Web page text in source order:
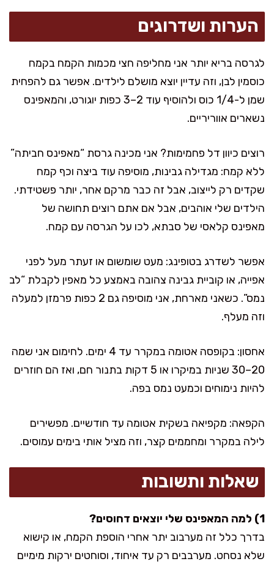
הערות ושדרוגים
לגרסה בריא יותר אני מחליפה חצי מכמות הקמח בקמח
כוסמין לבן, וזה עדיין יוצא מושלם לילדים. אפשר גם להפחית
שמן ל-1/4 כוס ולהוסיף עוד 2–3 כפות יוגורט, והמאפינס
נשארים אווריריים.
רוצים כיוון דל פחמימות? אני מכינה גרסת “מאפינס חביתה”
ללא קמח: מגדילה גבינות, מוסיפה עוד ביצה וכף קמח
שקדים רק לייצוב, אבל זה כבר מרקם אחר, יותר פשטידתי.
הילדים שלי אוהבים, אבל אם אתם רוצים תחושה של
מאפינס קלאסי של סבתא, לכו על הגרסה עם קמח.
אפשר לשדרג בטופינג: מעט שומשום או זעתר מעל לפני
אפייה, או קוביית גבינה צהובה באמצע כל מאפין לקבלת “לב
נמס”. כשאני מארחת, אני מוסיפה גם 2 כפות פרמזן למעלה
וזה מעלף.
אחסון: בקופסה אטומה במקרר עד 4 ימים. לחימום אני שמה
20–30 שניות במיקרו או 5 דקות בתנור חם, ואז הם חוזרים
להיות נימוחים וכמעט נמס בפה.
הקפאה: מקפיאה בשקית אטומה עד חודשיים. מפשירים
לילה במקרר ומחממים קצר, וזה מציל אותי בימים עמוסים.
שאלות ותשובות
1) למה המאפינס שלי יוצאים דחוסים?
בדרך כלל זה מערבוב יתר אחרי הוספת הקמח, או קישוא
שלא נסחט. מערבבים רק עד איחוד, וסוחטים ירקות מימיים